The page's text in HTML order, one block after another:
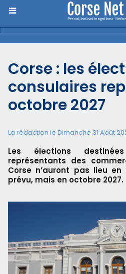
Corse : les
consulaires
octobre 2027
La rédaction le Dimanche 31 Août
Les élections
représentants des
Corse n’auront pas lieu
prévu, mais en octobre 2027.